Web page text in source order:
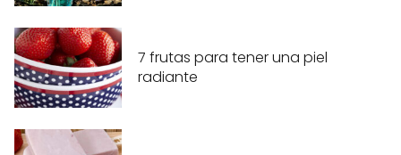
7 frutas para tener una piel
radiante